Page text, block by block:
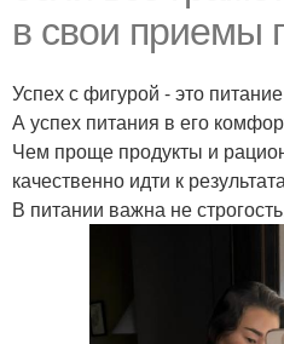
в свои приемы
Успех с фигурой - это
А успех питания в его
Чем проще продукты и
качественно идти к
В питании важна не